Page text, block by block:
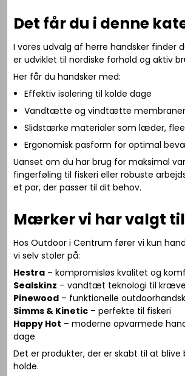
Det får du i denne
I vores udvalg af herre handsker finder
er udviklet til nordiske forhold og aktiv
Her får du handsker med:
Effektiv isolering til kolde dage
Vandtætte og vindtætte membraner
Slidstærke materialer som læder,
Ergonomisk pasform for optimal
Uanset om du har brug for maksimal
fingerføling til fiskeri eller robuste
et par, der passer til dit behov.
Mærker vi har valgt
Hos Outdoor i Centrum fører vi kun
vi selv stoler på:
Hestra – kompromisløs kvalitet og
Sealskinz – vandtæt teknologi til
Pinewood – funktionelle
Simms & Kinetic – perfekte til fiskeri
Happy Hot – moderne opvarmede
dage
Det er produkter, der er skabt til at
holde.